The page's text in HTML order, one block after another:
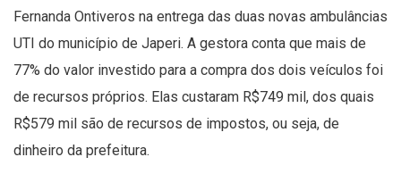
Fernanda Ontiveros na entrega das duas novas ambulâncias
UTI do município de Japeri. A gestora conta que mais de
77% do valor investido para a compra dos dois veículos foi
de recursos próprios. Elas custaram R$749 mil, dos quais
R$579 mil são de recursos de impostos, ou seja, de
dinheiro da prefeitura.